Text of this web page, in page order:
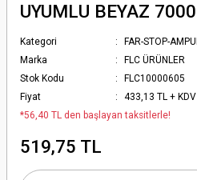
UYUMLU BEYAZ
Kategori
FAR-STOP-
Marka
FLC ÜRÜNLER
Stok Kodu
FLC10000605
Fiyat
433,13 TL + KDV
*56,40 TL den başlayan taksitlerle!
519,75 TL